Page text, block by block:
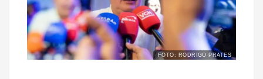
FOTO: RODRIGO PRATES